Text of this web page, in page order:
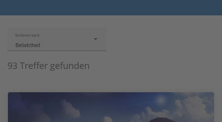
93 Treffer gefunden
Sortieren nach:
Beliebtheit